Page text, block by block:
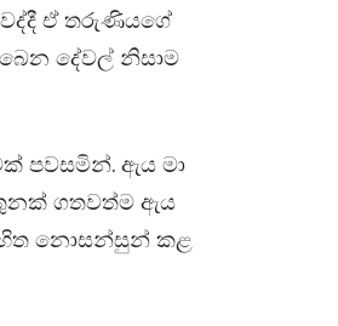
ඒ තරුණියගේ
දේවල් නිසාම
පවසමින්. ඇය මා
ගතවත්ම ඇය
හිත නොසන්සුන් කළ